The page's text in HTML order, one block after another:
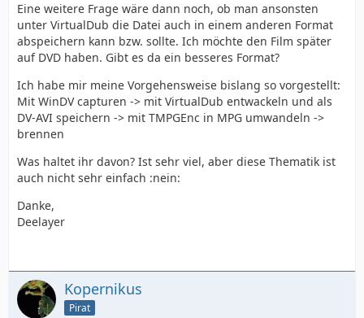
Eine weitere Frage wäre dann noch, ob man ansonsten
unter VirtualDub die Datei auch in einem anderen Format
abspeichern kann bzw. sollte. Ich möchte den Film später
auf DVD haben. Gibt es da ein besseres Format?
Ich habe mir meine Vorgehensweise bislang so vorgestellt:
Mit WinDV capturen -> mit VirtualDub entwackeln und als
DV-AVI speichern -> mit TMPGEnc in MPG umwandeln ->
brennen
Was haltet ihr davon? Ist sehr viel, aber diese Thematik ist
auch nicht sehr einfach :nein:
Danke,
Deelayer
Kopernikus
Pirat